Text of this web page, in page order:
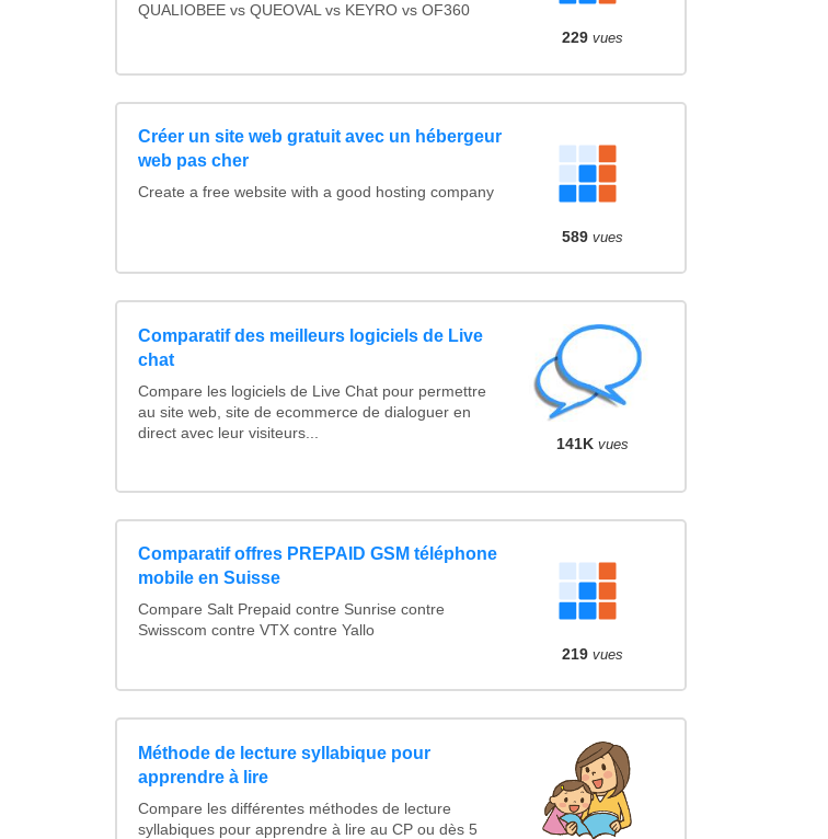
QUALIOBEE vs QUEOVAL vs KEYRO vs OF360
229 vues
Créer un site web gratuit avec un hébergeur
web pas cher
Create a free website with a good hosting company
589 vues
Comparatif des meilleurs logiciels de Live
chat
Compare les logiciels de Live Chat pour permettre
au site web, site de ecommerce de dialoguer en
direct avec leur visiteurs...
141K vues
Comparatif offres PREPAID GSM téléphone
mobile en Suisse
Compare Salt Prepaid contre Sunrise contre
Swisscom contre VTX contre Yallo
219 vues
Méthode de lecture syllabique pour
apprendre à lire
Compare les différentes méthodes de lecture
syllabiques pour apprendre à lire au CP ou dès 5